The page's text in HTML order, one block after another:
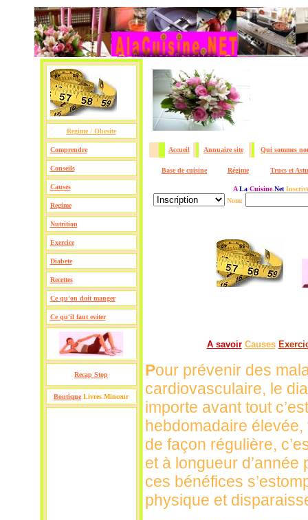
Regime / Obesite
Comprendre
Conseils
Causes
Regime
Nutrition
Exercice
Diabete
Recettes
Ce qu'on doit manger
Ce qu'il faut eviter
Recap Stop
Boutique Livres Minceur
Accueil Annuaire site Qui sommes
Base de cuisine Régime Trucs et
ALaCuisine.Net
Nom:
A savoir Causes
Pour prévenir des
cardiovasculaire, le
importe avant tout
hebdomadaire élevée,
de façon régulière,
et à longueur
ces bénéfices
physique et